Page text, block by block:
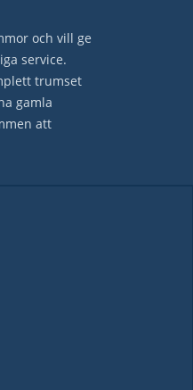
och vill ge
service.
trumset
gamla
att